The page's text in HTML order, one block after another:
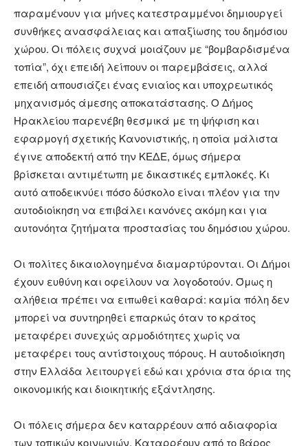
παραμένουν για μήνες κατεστραμμένοι δημιουργεί
συνθήκες ανασφάλειας και απαξίωσης του δημόσιου
χώρου. Οι πόλεις συχνά μοιάζουν με “βομβαρδισμένα
τοπία”, όχι επειδή λείπουν οι παρεμβάσεις, αλλά
επειδή απουσιάζει ένας ενιαίος και υποχρεωτικός
μηχανισμός άμεσης αποκατάστασης. Ο Δήμος
Ηρακλείου παρενέβη θεσμικά με τη ψήφιση και
εφαρμογή σχετικής Κανονιστικής, η οποία μάλιστα
έγινε αποδεκτή από την ΚΕΔΕ, όμως σήμερα
βρίσκεται αντιμέτωπη με δικαστικές εμπλοκές. Κι
αυτό αποδεικνύει πόσο δύσκολο είναι πλέον για την
αυτοδιοίκηση να επιβάλει κανόνες ακόμη και για
αυτονόητα ζητήματα προστασίας του δημόσιου χώρου.
Οι πολίτες δικαιολογημένα διαμαρτύρονται. Οι Δήμοι
έχουν ευθύνη και οφείλουν να λογοδοτούν. Όμως η
αλήθεια πρέπει να ειπωθεί καθαρά: καμία πόλη δεν
μπορεί να συντηρηθεί επαρκώς όταν το κράτος
μεταφέρει συνεχώς αρμοδιότητες χωρίς να
μεταφέρει τους αντίστοιχους πόρους. Η αυτοδιοίκηση
στην Ελλάδα λειτουργεί εδώ και χρόνια στα όρια της
οικονομικής και διοικητικής εξάντλησης.
Οι πόλεις σήμερα δεν καταρρέουν από αδιαφορία
των τοπικών κοινωνιών. Καταρρέουν από το βάρος